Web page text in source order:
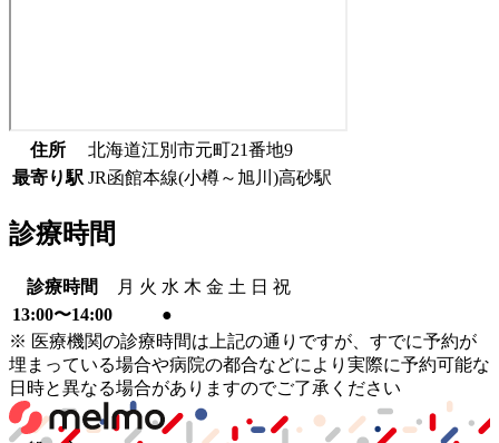
住所
北海道江別市元町21番地9
最寄り駅 JR函館本線(小樽～旭川)高砂駅
診療時間
診療時間 月 火 水 木 金 土 日 祝
13:00〜14:00
●
※ 医療機関の診療時間は上記の通りですが、すでに予約が
埋まっている場合や病院の都合などにより実際に予約可能な
日時と異なる場合がありますのでご了承ください